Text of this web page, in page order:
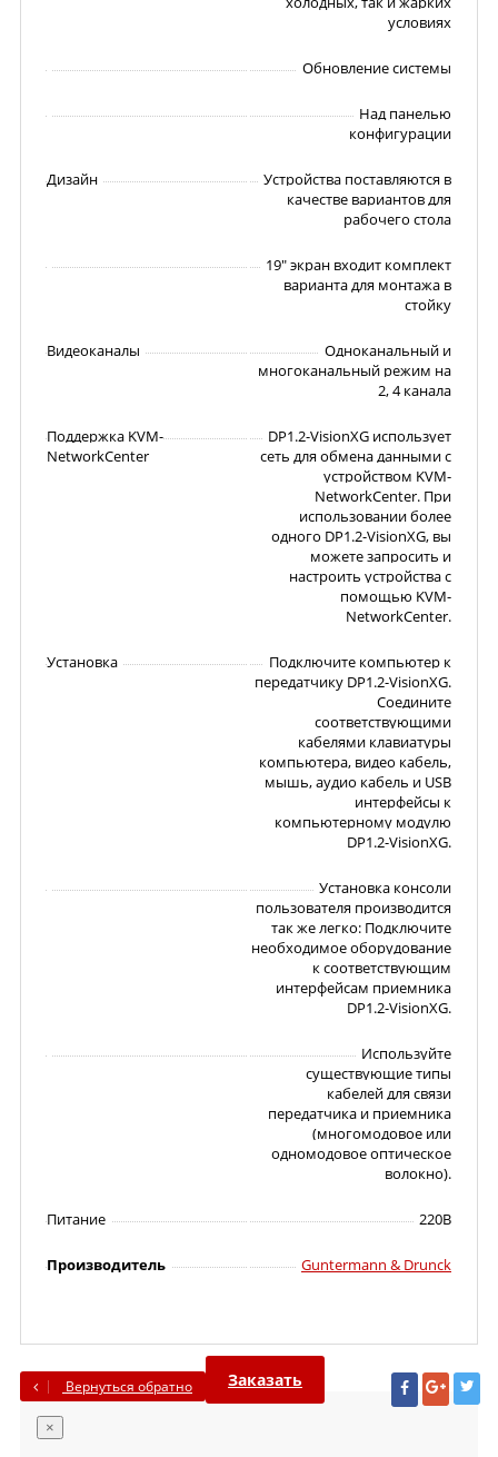
условиях
Обновление системы
Над панелью
конфигурации
Дизайн
Устройства поставляются в
качестве вариантов для
рабочего стола
19" экран входит комплект
варианта для монтажа в
стойку
Видеоканалы
Одноканальный и
многоканальный режим на
2, 4 канала
Поддержка KVM-
NetworkCenter
DP1.2-VisionXG использует
сеть для обмена данными с
устройством KVM-
NetworkCenter. При
использовании более
одного DP1.2-VisionXG, вы
можете запросить и
настроить устройства с
помощью KVM-
NetworkCenter.
Установка
Подключите компьютер к
передатчику DP1.2-VisionXG.
Соедините
соответствующими
кабелями клавиатуры
компьютера, видео кабель,
мышь, аудио кабель и USB
интерфейсы к
компьютерному модулю
DP1.2-VisionXG.
Установка консоли
пользователя производится
так же легко: Подключите
необходимое оборудование
к соответствующим
интерфейсам приемника
DP1.2-VisionXG.
Используйте
существующие типы
кабелей для связи
передатчика и приемника
(многомодовое или
одномодовое оптическое
волокно).
Питание 220В
Производитель Guntermann & Drunck
Вернуться обратно Заказать
×